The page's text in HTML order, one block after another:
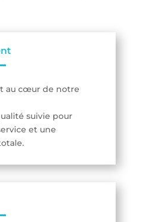
au cœur de notre
suivie pour
et une